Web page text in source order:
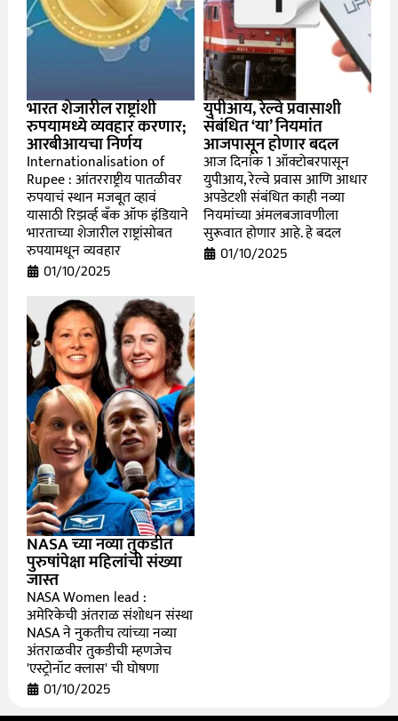
भारत शेजारील राष्ट्रांशी
रुपयामध्ये व्यवहार करणार;
आरबीआयचा निर्णय
Internationalisation of
Rupee : आंतरराष्ट्रीय पातळीवर
रुपयाचं स्थान मजबूत व्हावं
यासाठी रिझर्व्ह बँक ऑफ इंडियाने
भारताच्या शेजारील राष्ट्रांसोबत
रुपयामधून व्यवहार
01/10/2025
युपीआय, रेल्वे प्रवासाशी
संबंधित ‘या’ नियमांत
आजपासून होणार बदल
आज दिनांक 1 ऑक्टोबरपासून
युपीआय, रेल्वे प्रवास आणि आधार
अपडेटशी संबंधित काही नव्या
नियमांच्या अंमलबजावणीला
सुरूवात होणार आहे. हे बदल
01/10/2025
NASA च्या नव्या तुकडीत
पुरुषांपेक्षा महिलांची संख्या
जास्त
NASA Women lead :
अमेरिकेची अंतराळ संशोधन संस्था
NASA ने नुकतीच त्यांच्या नव्या
अंतराळवीर तुकडीची म्हणजेच
'एस्ट्रोनॉट क्लास' ची घोषणा
01/10/2025